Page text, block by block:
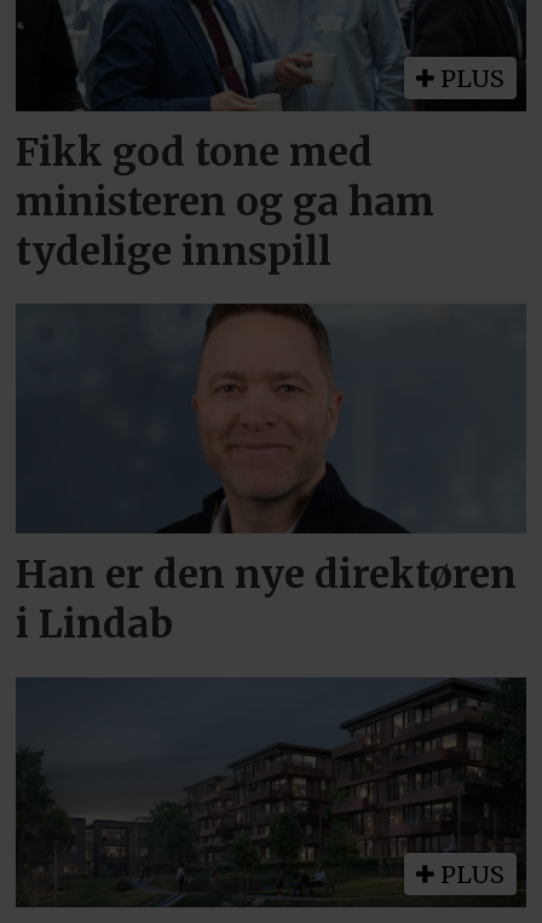
PLUS
Fikk god tone med
ministeren og ga ham
tydelige innspill
Han er den nye direktøren
i Lindab
PLUS